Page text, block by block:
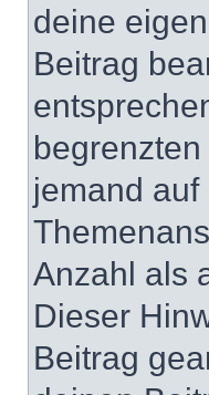
deine
Beitrag
jemand
Anzahl als
Dieser
Beitrag